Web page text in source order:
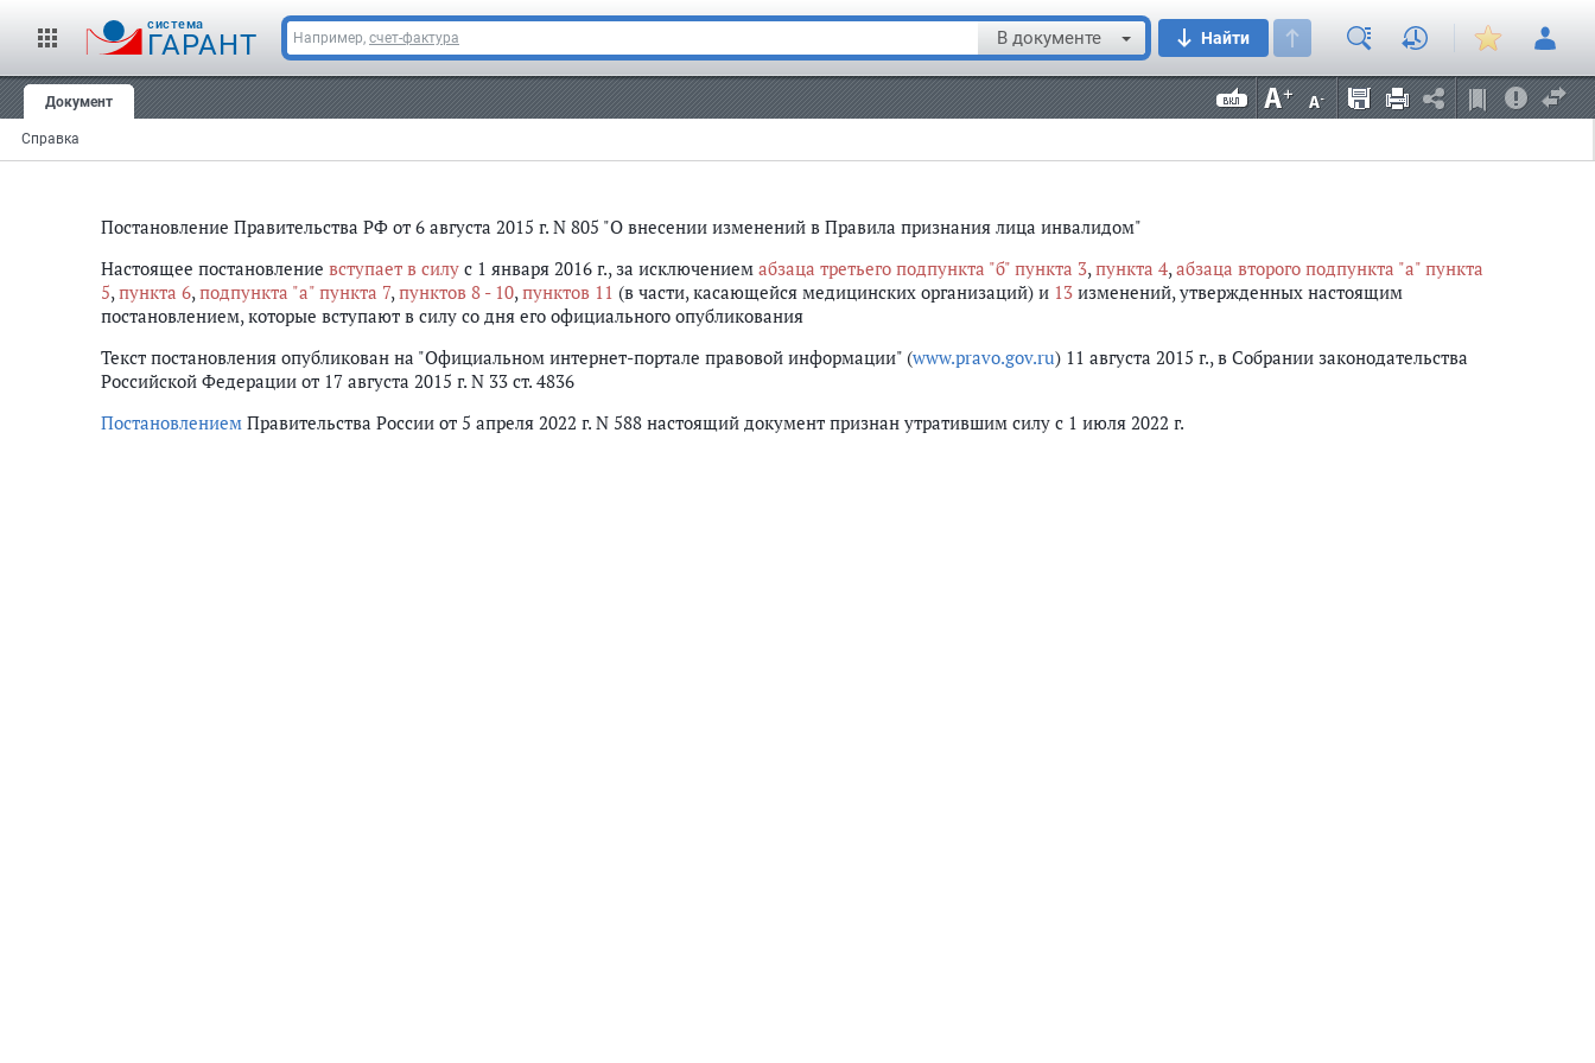
cистема
ГАРАНТ Например, счет-фактура В документе Найти
Документ
Справка
Постановление Правительства РФ от 6 августа 2015 г. N 805 "О внесении изменений в Правила признания лица инвалидом"
Настоящее постановление вступает в силу с 1 января 2016 г., за исключением абзаца третьего подпункта "б" пункта 3,пункта 4,абзаца второго подпункта "а" пункта
5,пункта 6,подпункта "а" пункта 7,пунктов 8 - 10,пунктов 11 (в части, касающейся медицинских организаций) и 13 изменений, утвержденных настоящим
постановлением, которые вступают в силу со дня его официального опубликования
Текст постановления опубликован на "Официальном интернет-портале правовой информации" (www.pravo.gov.ru) 11 августа 2015 г., в Собрании законодательства
Российской Федерации от 17 августа 2015 г. N 33 ст. 4836
Постановлением Правительства России от 5 апреля 2022 г. N 588 настоящий документ признан утратившим силу с 1 июля 2022 г.